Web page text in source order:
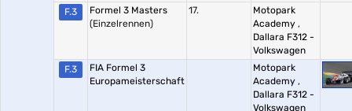
F.3
Formel 3 Masters
(Einzelrennen)
17.
Motopark
Academy ,
Dallara F312 -
Volkswagen
F.3
FIA Formel 3
Europameisterschaft
Motopark
Academy ,
Dallara F312 -
Volkswagen